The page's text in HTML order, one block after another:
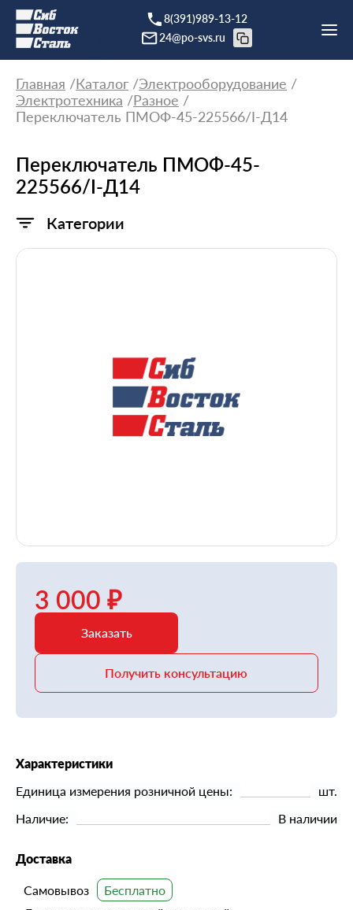
8(391)989-13-12
24@po-svs.ru
Главная Каталог Электрооборудование
Электротехника
Разное
Переключатель ПМОФ-45-225566/I-Д14
Переключатель ПМОФ-45-
225566/I-Д14
Категории
3 000 ₽
Заказать
Получить консультацию
Характеристики
Единица измерения розничной цены:
шт.
Наличие:
В наличии
Доставка
Самовывоз